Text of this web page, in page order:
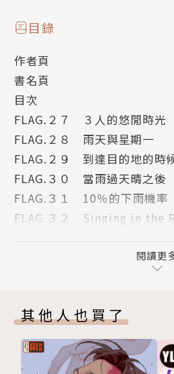
目錄
作者頁
書名頁
目次
FLAG.２７ ３人的悠閒時光
FLAG.２８ 雨天與星期一
FLAG.２９ 到達目的地的時
FLAG.３０ 當雨過天晴之後
FLAG.３１ 10％的下雨機率
FLAG.３２ Singing in the
FLAG.３４ 積木崩潰的☆真
版權頁
封底
閱讀更
其他人也買了